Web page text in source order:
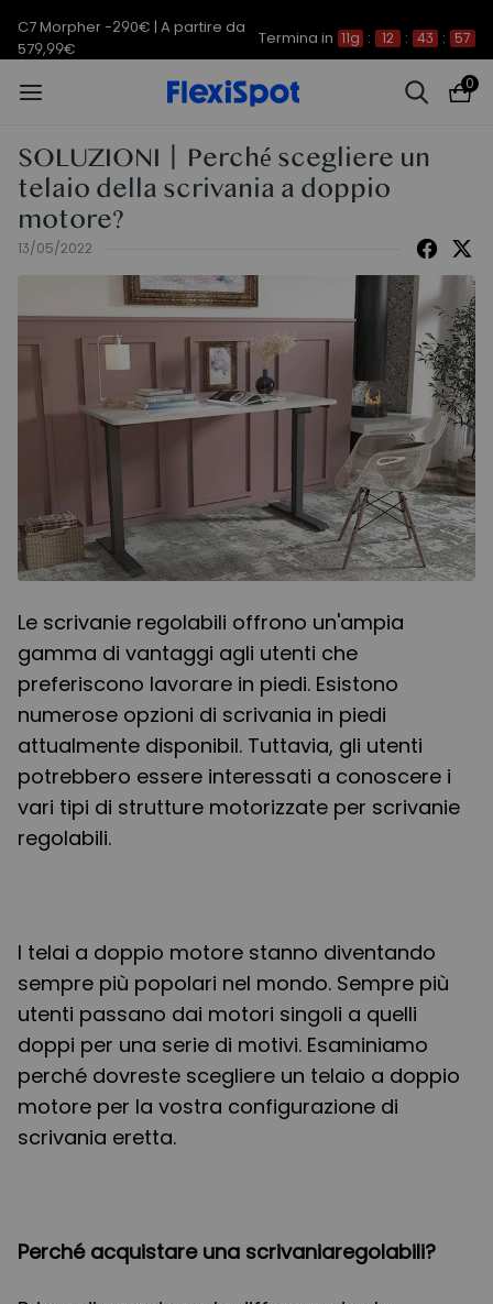
C7 Morpher -290€ | A partire da
579,99€
Termina in 11g 12 43 56
0
SOLUZIONI丨Perché scegliere un
telaio della scrivania a doppio
motore?
13/05/2022
Le scrivanie regolabili offrono un'ampia
gamma di vantaggi agli utenti che
preferiscono lavorare in piedi. Esistono
numerose opzioni di scrivania in piedi
attualmente disponibil. Tuttavia, gli utenti
potrebbero essere interessati a conoscere i
vari tipi di strutture motorizzate per scrivanie
regolabili.
I telai a doppio motore stanno diventando
sempre più popolari nel mondo. Sempre più
utenti passano dai motori singoli a quelli
doppi per una serie di motivi. Esaminiamo
perché dovreste scegliere un telaio a doppio
motore per la vostra configurazione di
scrivania eretta.
Perché acquistare una scrivaniaregolabili?